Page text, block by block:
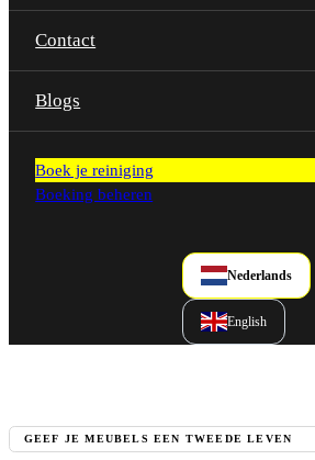
Contact
Blogs
Boek je reiniging
Boeking beheren
Nederlands
English
GEEF JE MEUBELS EEN TWEEDE LEVEN